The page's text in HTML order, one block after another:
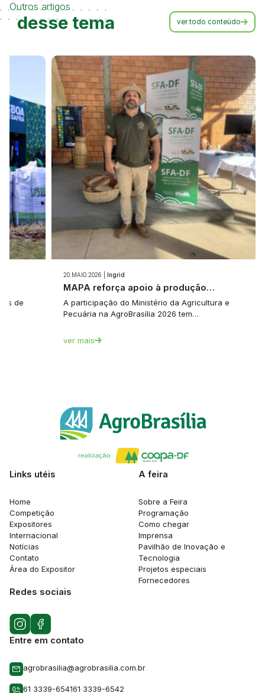
Outros artigos
desse tema ver todo conteúdo
de
20.MAIO.2026 | Ingrid
MAPA reforça apoio à produção…
A participação do Ministério da Agricultura e
Pecuária na AgroBrasília 2026 tem…
ver mais
Links utéis
Home
Competição
Expositores
Internacional
Notícias
Contato
Área do Expositor
A feira
Sobre a Feira
Programação
Como chegar
Imprensa
Pavilhão de Inovação e
Tecnologia
Projetos especiais
Fornecedores
Redes sociais
Entre em contato
agrobrasilia@agrobrasilia.com.br
61 3339-654161 3339-6542